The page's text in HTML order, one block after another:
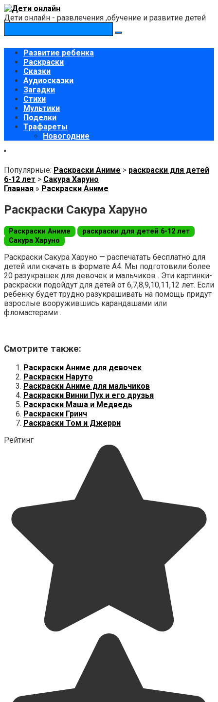
Перейти
к
Дети онлайн - развлечения ,обучение и развитие детей
Развитие ребенка
Раскраски
Сказки
Аудиосказки
Загадки
Стихи
Мультики
Поделки
Трафареты
Новогодние
"
Популярные: Раскраски Аниме > раскраски для детей
6-12 лет > Сакура Харуно
Главная » Раскраски Аниме
Раскраски Сакура Харуно
Раскраски Аниме
раскраски для детей 6-12 лет
Сакура Харуно
Раскраски Сакура Харуно — распечатать бесплатно для
детей или скачать в формате А4. Мы подготовили более
20 разукрашек для девочек и мальчиков . Эти картинки-
раскраски подойдут для детей от 6,7,8,9,10,11,12 лет. Если
ребенку будет трудно разукрашивать на помощь придут
взрослые вооружившись карандашами или
фломастерами .
Смотрите также:
Раскраски Аниме для девочек
Раскраски Наруто
Раскраски Аниме для мальчиков
Раскраски Винни Пух и его друзья
Раскраски Маша и Медведь
Раскраски Гринч
Раскраски Том и Джерри
Рейтинг